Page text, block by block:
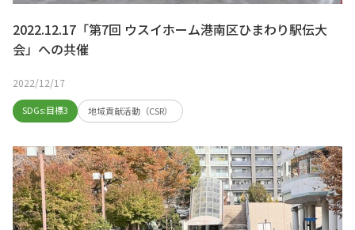
2022.12.17「第7回 ウスイホーム港南区ひまわり駅伝大
会」への共催
2022/12/17
SDGs:目標3 地域貢献活動（CSR）